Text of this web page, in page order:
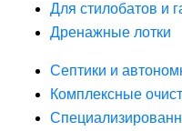
Для стилобатов и
Дренажные лотки
Септики и
Комплексные